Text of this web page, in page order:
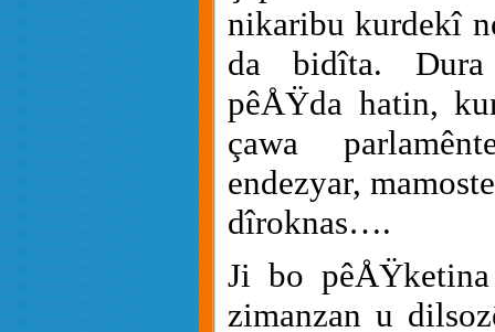
nikaribu kurdekî
da bidîta.
pêÅŸda hatin,
çawa
endezyar,
dîroknas….
Ji bo
zimanzan u